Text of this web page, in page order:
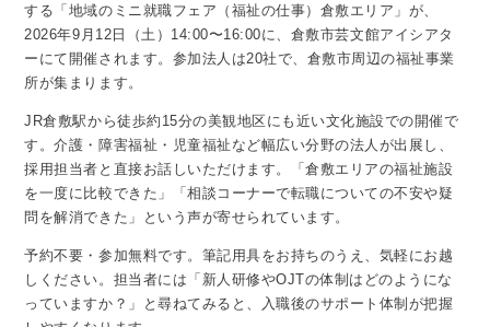
する「地域のミニ就職フェア（福祉の仕事）倉敷エリア」が、
2026年9月12日（土）14:00〜16:00に、倉敷市芸文館アイシアタ
ーにて開催されます。参加法人は20社で、倉敷市周辺の福祉事業
所が集まります。
JR倉敷駅から徒歩約15分の美観地区にも近い文化施設での開催で
す。介護・障害福祉・児童福祉など幅広い分野の法人が出展し、
採用担当者と直接お話しいただけます。「倉敷エリアの福祉施設
を一度に比較できた」「相談コーナーで転職についての不安や疑
問を解消できた」という声が寄せられています。
予約不要・参加無料です。筆記用具をお持ちのうえ、気軽にお越
しください。担当者には「新人研修やOJTの体制はどのようにな
っていますか？」と尋ねてみると、入職後のサポート体制が把握